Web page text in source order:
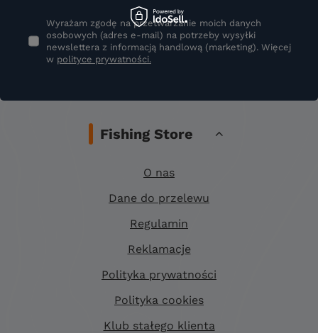
Wyrażam zgodę na przetwarzanie moich danych
osobowych (adres e-mail) na potrzeby wysyłki
newslettera z informacją handlową (marketing). Więcej
w polityce prywatności.
Fishing Store
O nas
Dane do przelewu
Regulamin
Reklamacje
Polityka prywatności
Polityka cookies
Klub stałego klienta